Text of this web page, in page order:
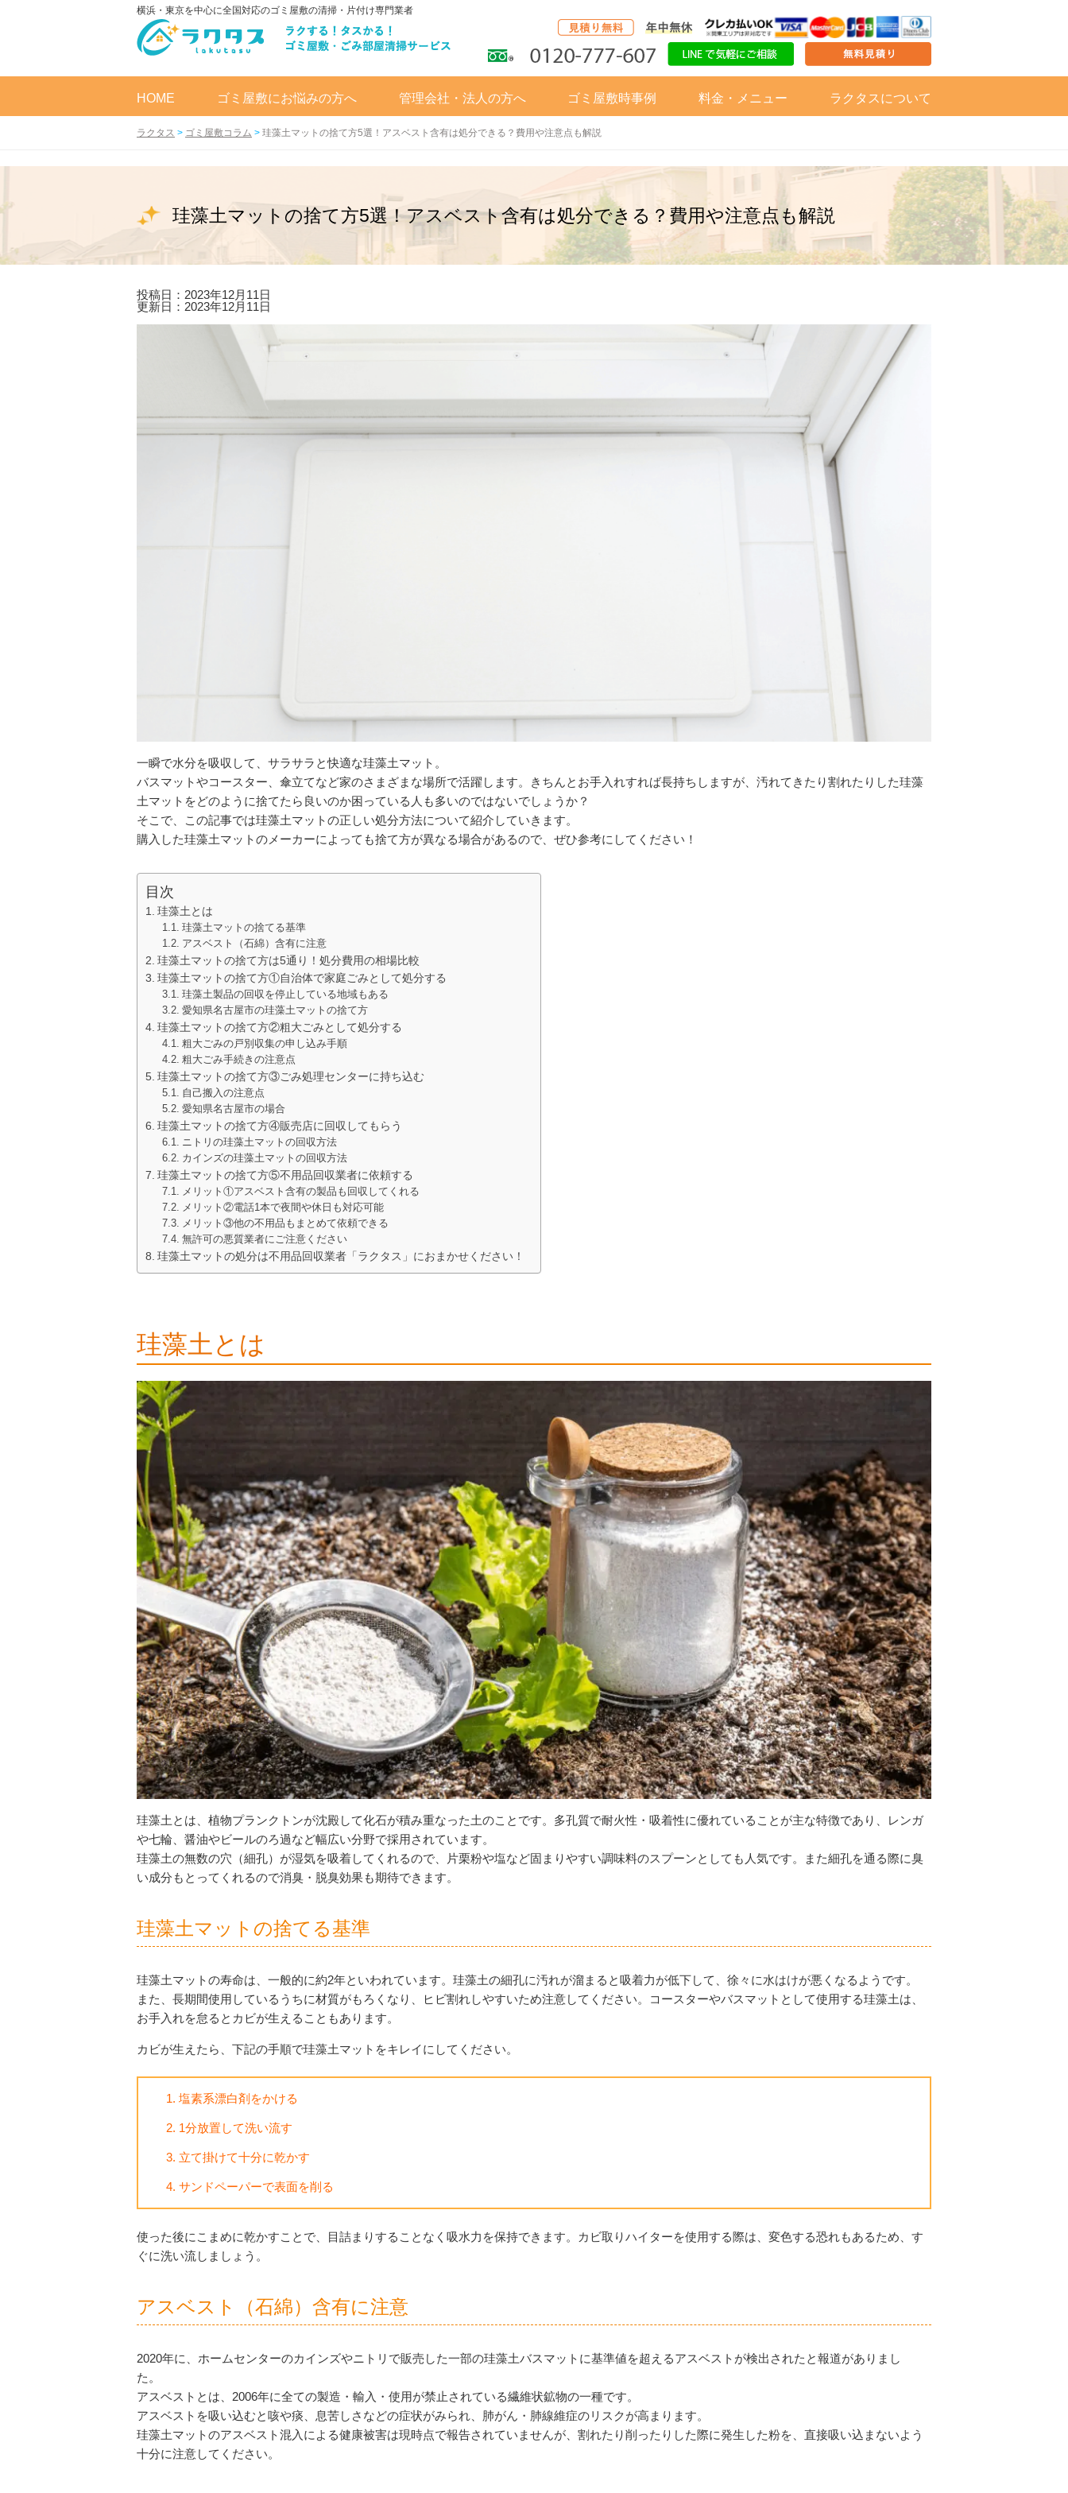
横浜・東京を中心に全国対応のゴミ屋敷の清掃・片付け専門業者
HOME ゴミ屋敷にお悩みの方へ 管理会社・法人の方へ ゴミ屋敷時事例 料金・メニュー ラクタスについて
ラクタス > ゴミ屋敷コラム > 珪藻土マットの捨て方5選！アスベスト含有は処分できる？費用や注意点も解説
珪藻土マットの捨て方5選！アスベスト含有は処分できる？費用や注意点も解説
投稿日：2023年12月11日
更新日：2023年12月11日
一瞬で水分を吸収して、サラサラと快適な珪藻土マット。
バスマットやコースター、傘立てなど家のさまざまな場所で活躍します。きちんとお手入れすれば長持ちしますが、汚れてきたり割れたりした珪藻
土マットをどのように捨てたら良いのか困っている人も多いのではないでしょうか？
そこで、この記事では珪藻土マットの正しい処分方法について紹介していきます。
購入した珪藻土マットのメーカーによっても捨て方が異なる場合があるので、ぜひ参考にしてください！
目次
珪藻土とは
珪藻土マットの捨てる基準
アスベスト（石綿）含有に注意
珪藻土マットの捨て方は5通り！処分費用の相場比較
珪藻土マットの捨て方①自治体で家庭ごみとして処分する
珪藻土製品の回収を停止している地域もある
愛知県名古屋市の珪藻土マットの捨て方
珪藻土マットの捨て方②粗大ごみとして処分する
粗大ごみの戸別収集の申し込み手順
粗大ごみ手続きの注意点
珪藻土マットの捨て方③ごみ処理センターに持ち込む
自己搬入の注意点
愛知県名古屋市の場合
珪藻土マットの捨て方④販売店に回収してもらう
ニトリの珪藻土マットの回収方法
カインズの珪藻土マットの回収方法
珪藻土マットの捨て方⑤不用品回収業者に依頼する
メリット①アスベスト含有の製品も回収してくれる
メリット②電話1本で夜間や休日も対応可能
メリット③他の不用品もまとめて依頼できる
無許可の悪質業者にご注意ください
珪藻土マットの処分は不用品回収業者「ラクタス」におまかせください！
珪藻土とは
珪藻土とは、植物プランクトンが沈殿して化石が積み重なった土のことです。多孔質で耐火性・吸着性に優れていることが主な特徴であり、レンガ
や七輪、醤油やビールのろ過など幅広い分野で採用されています。
珪藻土の無数の穴（細孔）が湿気を吸着してくれるので、片栗粉や塩など固まりやすい調味料のスプーンとしても人気です。また細孔を通る際に臭
い成分もとってくれるので消臭・脱臭効果も期待できます。
珪藻土マットの捨てる基準
珪藻土マットの寿命は、一般的に約2年といわれています。珪藻土の細孔に汚れが溜まると吸着力が低下して、徐々に水はけが悪くなるようです。
また、長期間使用しているうちに材質がもろくなり、ヒビ割れしやすいため注意してください。コースターやバスマットとして使用する珪藻土は、
お手入れを怠るとカビが生えることもあります。
カビが生えたら、下記の手順で珪藻土マットをキレイにしてください。
塩素系漂白剤をかける
1分放置して洗い流す
立て掛けて十分に乾かす
サンドペーパーで表面を削る
使った後にこまめに乾かすことで、目詰まりすることなく吸水力を保持できます。カビ取りハイターを使用する際は、変色する恐れもあるため、す
ぐに洗い流しましょう。
アスベスト（石綿）含有に注意
2020年に、ホームセンターのカインズやニトリで販売した一部の珪藻土バスマットに基準値を超えるアスベストが検出されたと報道がありまし
た。
アスベストとは、2006年に全ての製造・輸入・使用が禁止されている繊維状鉱物の一種です。
アスベストを吸い込むと咳や痰、息苦しさなどの症状がみられ、肺がん・肺線維症のリスクが高まります。
珪藻土マットのアスベスト混入による健康被害は現時点で報告されていませんが、割れたり削ったりした際に発生した粉を、直接吸い込まないよう
十分に注意してください。